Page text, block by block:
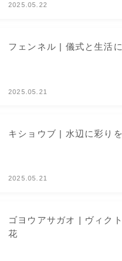
2025.05.22
フェンネル | 儀式と生活
2025.05.21
キショウブ | 水辺に彩り
2025.05.21
ゴヨウアサガオ | ヴィク
花